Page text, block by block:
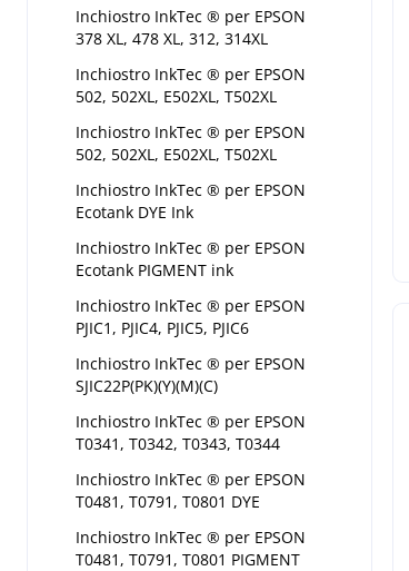
Inchiostro InkTec ® per EPSON
378 XL, 478 XL, 312, 314XL
Inchiostro InkTec ® per EPSON
502, 502XL, E502XL, T502XL
Inchiostro InkTec ® per EPSON
502, 502XL, E502XL, T502XL
Inchiostro InkTec ® per EPSON
Ecotank DYE Ink
Inchiostro InkTec ® per EPSON
Ecotank PIGMENT ink
Inchiostro InkTec ® per EPSON
PJIC1, PJIC4, PJIC5, PJIC6
Inchiostro InkTec ® per EPSON
SJIC22P(PK)(Y)(M)(C)
Inchiostro InkTec ® per EPSON
T0341, T0342, T0343, T0344
Inchiostro InkTec ® per EPSON
T0481, T0791, T0801 DYE
Inchiostro InkTec ® per EPSON
T0481, T0791, T0801 PIGMENT